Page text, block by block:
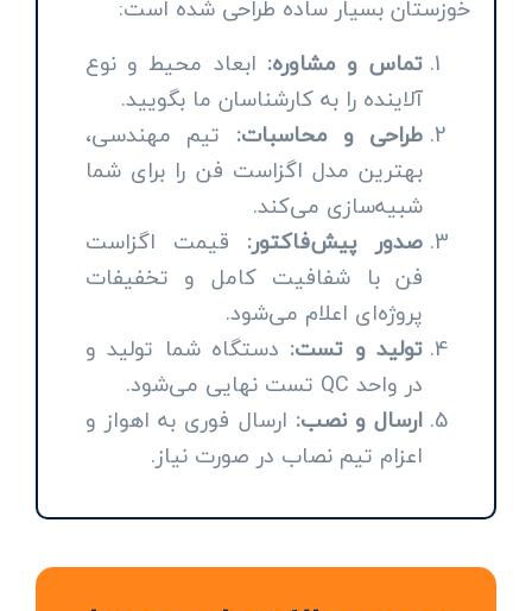
خوزستان بسیار ساده طراحی شده است:
تماس و مشاوره: ابعاد محیط و نوع
آلاینده را به کارشناسان ما بگویید.
طراحی و محاسبات: تیم مهندسی،
بهترین مدل اگزاست فن را برای شما
شبیه‌سازی می‌کند.
صدور پیش‌فاکتور: قیمت اگزاست
فن با شفافیت کامل و تخفیفات
پروژه‌ای اعلام می‌شود.
تولید و تست: دستگاه شما تولید و
در واحد QC تست نهایی می‌شود.
ارسال و نصب: ارسال فوری به اهواز و
اعزام تیم نصاب در صورت نیاز.